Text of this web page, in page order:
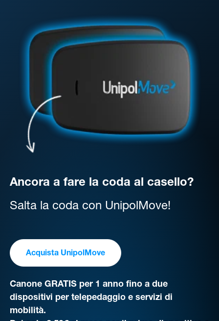
Ancora a fare la coda al casello?
Salta la coda con UnipolMove!
Acquista UnipolMove
Canone GRATIS per 1 anno fino a due
dispositivi per telepedaggio e servizi di
mobilità.